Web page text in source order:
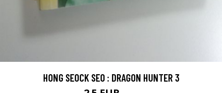
HONG SEOCK SEO : DRAGON HUNTER 3